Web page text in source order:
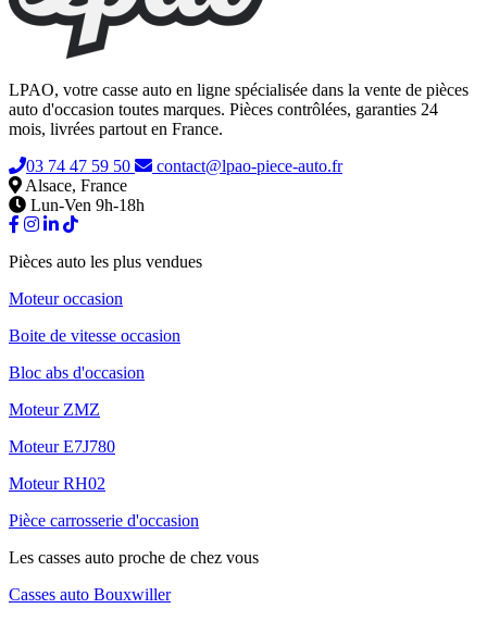
LPAO, votre casse auto en ligne spécialisée dans la vente de pièces
auto d'occasion toutes marques. Pièces contrôlées, garanties 24
mois, livrées partout en France.
03 74 47 59 50
contact@lpao-piece-auto.fr
Alsace, France
Lun-Ven 9h-18h
Pièces auto les plus vendues
Moteur occasion
Boite de vitesse occasion
Bloc abs d'occasion
Moteur ZMZ
Moteur E7J780
Moteur RH02
Pièce carrosserie d'occasion
Les casses auto proche de chez vous
Casses auto Bouxwiller